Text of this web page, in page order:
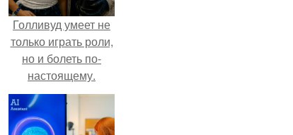
Голливуд умеет не
только играть роли,
но и болеть по-
настоящему.